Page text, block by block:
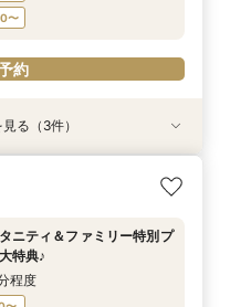
約
約
約
約
〜
約
◎】人気ドレス２５万円
食付
〜
〜
でヘアコスメ＆1万円ギフ
ェア
〜
〜
統の大聖堂チャペル*最大
ギフト券１万円
〜
〜
る（3件）
ニティ＆ファミリー特別プ
特典♪
程度